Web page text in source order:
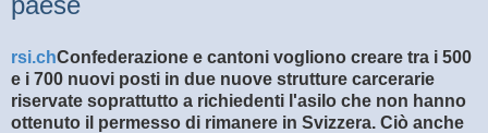
rsi.chConfederazione e cantoni vogliono creare tra i 500
e i 700 nuovi posti in due nuove strutture carcerarie
riservate soprattutto a richiedenti l'asilo che non hanno
ottenuto il permesso di rimanere in Svizzera. Ciò anche